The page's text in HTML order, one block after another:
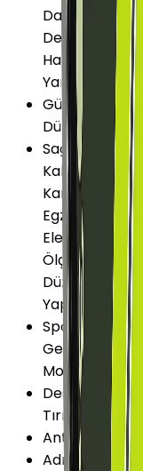
Dahili Medya
Depolama
Hareketleri ile
Yanıt MIL-
Güvenlik ve
Düşme
Sağlık ve
Kalori Takibi
Kandaki
Egzersizleri
Elektriksel
Ölçer
Düzensiz
Yapısı Ölçümü
Spor ve Aktivite
Geçmişi Hava
Modu
Desteklenen
Tırmanış
Antrenman
Adımsayar
Var